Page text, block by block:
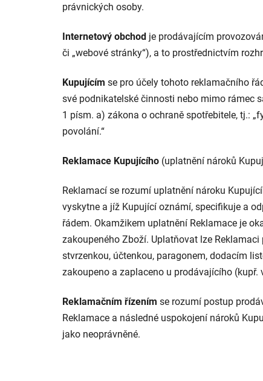
právnických osoby.
Internetový obchod je prodávajícím
či „webové stránky“), a to prostřednictvím
Kupujícím se pro účely tohoto reklamačního
své podnikatelské činnosti nebo mimo rámec
1 písm. a) zákona o ochraně spotřebitele, tj.:
povolání.“
Reklamace Kupujícího (uplatnění nároků
Reklamací se rozumí uplatnění nároku
vyskytne a jíž Kupující oznámí, specifikuje a
řádem. Okamžikem uplatnění Reklamace je
zakoupeného Zboží. Uplatňovat lze
stvrzenkou, účtenkou, paragonem, dodacím
zakoupeno a zaplaceno u prodávajícího (kupř.
Reklamačním řízením se rozumí postup
Reklamace a následné uspokojení nároků
jako neoprávněné.